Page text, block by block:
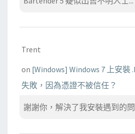
Trent
on [Windows] Windows 7 上安裝
失敗，因為憑證不被信任？
謝謝你，解決了我安裝遇到的